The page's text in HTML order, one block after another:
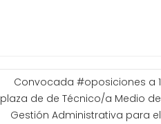
Convocada #oposiciones a 1
plaza de de Técnico/a Medio de
Gestión Administrativa para el